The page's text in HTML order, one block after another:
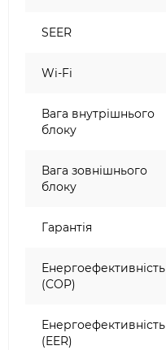
SEER
Wi-Fi
Вага внутрішнього
блоку
Вага зовнішнього
блоку
Гарантія
Енергоефективність
(COP)
Енергоефективність
(EER)